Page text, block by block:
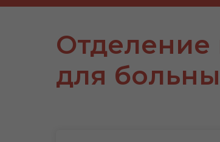
Отделение
для